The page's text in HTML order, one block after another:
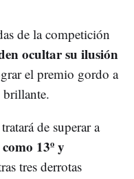
de la competición
ocultar su ilusión
el premio gordo a
brillante.
de superar a
13º y
tres derrotas